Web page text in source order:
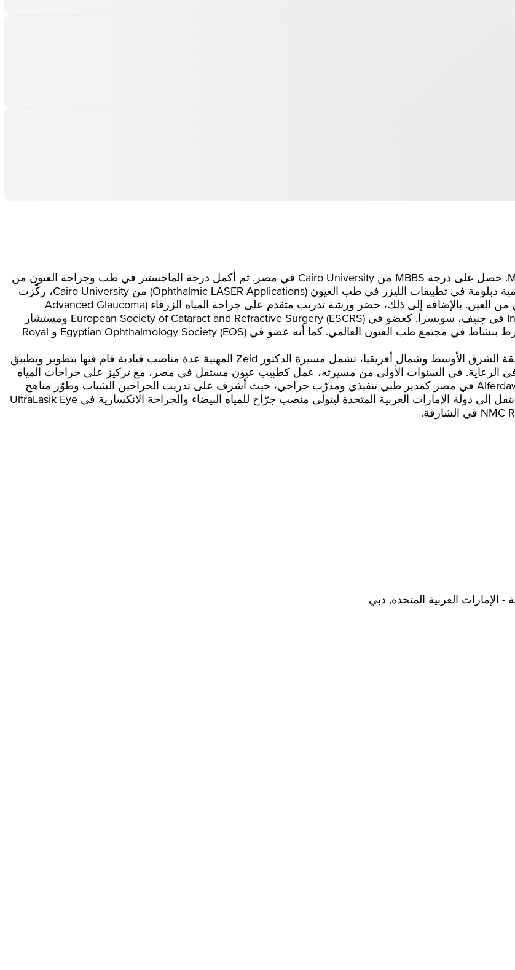
الدكتور Ashraf Zeid هو جرّاح عيون يعمل في Medcare Hospital. حصل على درجة MBBS من Cairo University في مصر. ثم أكمل درجة الماجستير في طب وجراحة العيون من
Ain Shams University في القاهرة، مصر. تكمّل مؤهلاته الأكاديمية دبلومة في تطبيقات الليزر في طب العيون (Ophthalmic LASER Applications) من Cairo University، ركّزت
على سلامة وفعالية إجراءات الليزر على الشبكية والجزء الأمامي من العين. بالإضافة إلى ذلك، حضر ورشة تدريب متقدم على جراحة المياه الزرقاء (Advanced Glaucoma
Surgical Training) التي نظمتها International Glaucoma Society في جنيف، سويسرا. كعضو في European Society of Cataract and Refractive Surgery (ESCRS) ومستشار
علمي لـ Emirates Society of Ophthalmology (ESO)، فهو منخرط بنشاط في مجتمع طب العيون العالمي. كما أنه عضو في Egyptian Ophthalmology Society (EOS) و Royal
مع ما يقرب من عقدين من الخبرة الجراحية والسريرية في منطقة الشرق الأوسط وشمال أفريقيا، تشمل مسيرة الدكتور Zeid المهنية عدة مناصب قيادية قام فيها بتطوير وتطبيق
في الرعاية. في السنوات الأولى من مسيرته، عمل كطبيب عيون مستقل في مصر، مع تركيز على جراحات المياه
البيضاء والجراحات الانكسارية. لاحقًا، انضم إلى Alferdaws Eye Hospital في مصر كمدير طبي تنفيذي ومدرّب جراحي، حيث أشرف على تدريب الجراحين الشباب وطوّر مناهج
للجراحة المتقدمة للمياه البيضاء والجراحة الانكسارية. بعد ذلك، انتقل إلى دولة الإمارات العربية المتحدة ليتولى منصب جرّاح للمياه البيضاء والجراحة الانكسارية في UltraLasik Eye
العربية المتحدة, دبي